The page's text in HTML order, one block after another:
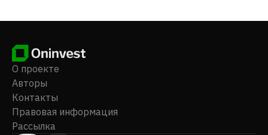
О проекте
Авторы
Контакты
Правовая информация
Рассылка